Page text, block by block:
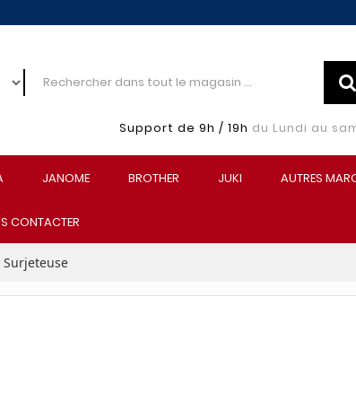
Support de 9h / 19h du Lundi au
JANOME BROTHER JUKI AUTRES
CONTACTER
Surjeteuse